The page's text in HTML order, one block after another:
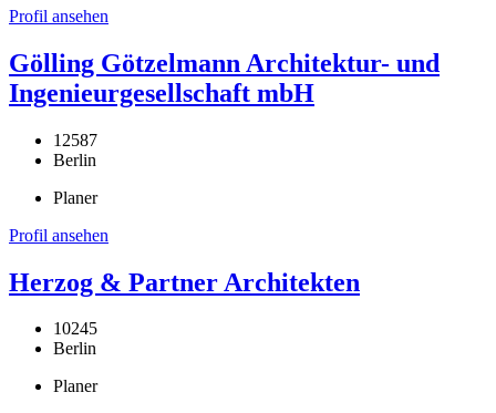
Profil ansehen
Gölling Götzelmann Architektur- und
Ingenieurgesellschaft mbH
12587
Berlin
Planer
Profil ansehen
Herzog & Partner Architekten
10245
Berlin
Planer